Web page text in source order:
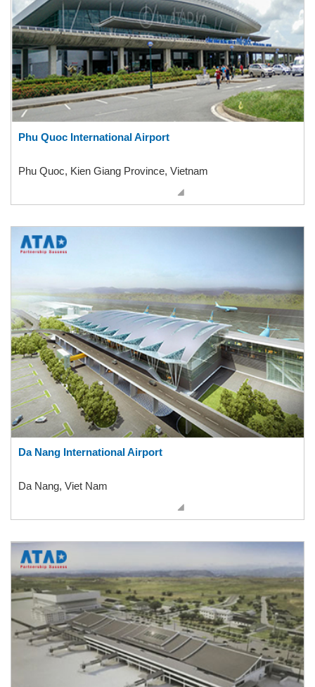
Phu Quoc International Airport
Phu Quoc, Kien Giang Province, Vietnam
Da Nang International Airport
Da Nang, Viet Nam